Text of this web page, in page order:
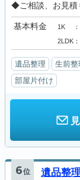
◆ご相談、お見積
基本料金 1K
2LDK
遺品整理 生前整
部屋片付け
6位 遺品整